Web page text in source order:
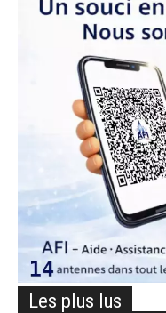
Les plus lus